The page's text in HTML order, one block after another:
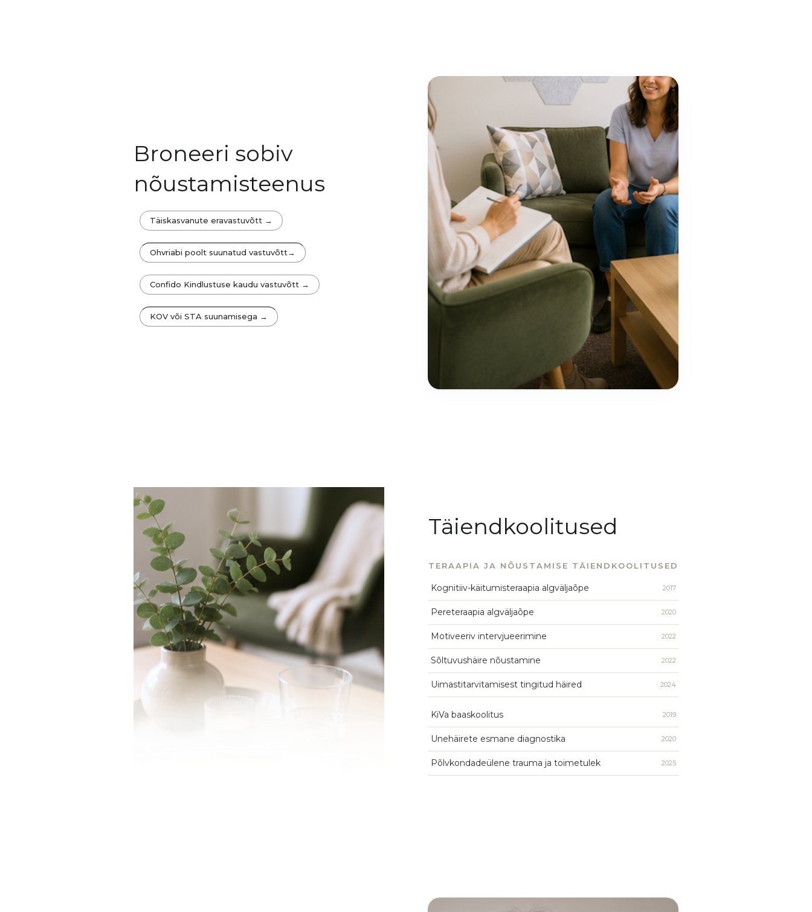
Broneeri sobiv
nõustamisteenus
Täiskasvanute eravastuvõtt →
Ohvriabi poolt suunatud vastuvõtt→
Confido Kindlustuse kaudu vastuvõtt →
KOV või STA suunamisega →
Täiendkoolitused
TERAAPIA JA NÕUSTAMISE TÄIENDKOOLITUSED
Kognitiiv-käitumisteraapia algväljaõpe 2017
Pereteraapia algväljaõpe 2020
Motiveeriv intervjueerimine 2022
Sõltuvushäire nõustamine 2022
Uimastitarvitamisest tingitud häired 2024
KiVa baaskoolitus 2019
Unehäirete esmane diagnostika 2020
Põlvkondadeülene trauma ja toimetulek 2025